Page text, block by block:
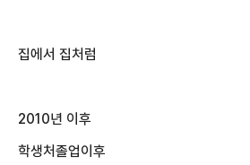
집에서 집처럼
2010년 이후
학생처졸업이후